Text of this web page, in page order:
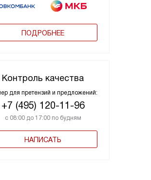
ПОДРОБНЕЕ
Контроль качества
для претензий и предложений:
+7 (495) 120-11-96
с 08:00 до 17:00 по будням
НАПИСАТЬ